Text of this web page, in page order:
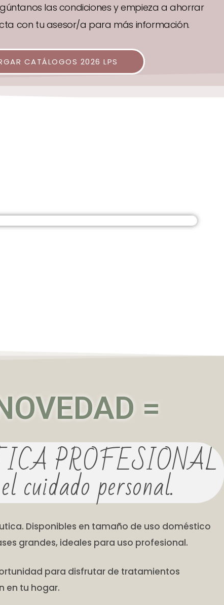
las condiciones y empieza a ahorrar
con tu asesor/a para más información.
CATÁLOGOS 2026 LPS
=
PROFESIONAL
cuidado personal.
Disponibles en tamaño de uso doméstico
grandes, ideales para uso profesional.
para disfrutar de tratamientos
en tu hogar.